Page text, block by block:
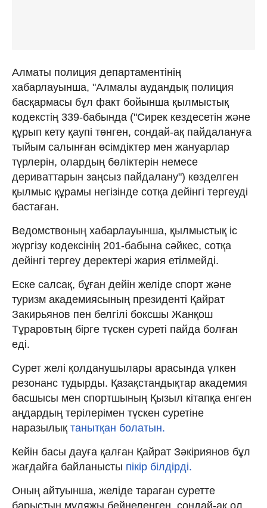
Алматы полиция департаментінің
хабарлауынша, "Алмалы аудандық полиция
басқармасы бұл факт бойынша қылмыстық
кодекстің 339-бабында ("Сирек кездесетін және
құрып кету қаупі төнген, сондай-ақ пайдалануға
тыйым салынған өсімдіктер мен жануарлар
түрлерін, олардың бөліктерін немесе
дериваттарын заңсыз пайдалану") көзделген
қылмыс құрамы негізінде сотқа дейінгі тергеуді
бастаған.
Ведомствоның хабарлауынша, қылмыстық іс
жүргізу кодексінің 201-бабына сәйкес, сотқа
дейінгі тергеу деректері жария етілмейді.
Еске салсақ, бұған дейін желіде спорт және
туризм академиясының президенті Қайрат
Закирьянов пен белгілі боксшы Жанқош
Тұраровтың бірге түскен суреті пайда болған
еді.
Сурет желі қолданушылары арасында үлкен
резонанс тудырды. Қазақстандықтар академия
басшысы мен спортшының Қызыл кітапқа енген
аңдардың терілерімен түскен суретіне
наразылық танытқан болатын.
Кейін басы дауға қалған Қайрат Зәкіриянов бұл
жағдайға байланысты пікір білдірді.
Оның айтуынша, желіде тараған суретте
барыстың муляжы бейнеленген, сондай-ақ ол